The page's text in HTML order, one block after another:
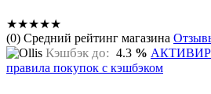
★★★★★
(0) Средний рейтинг магазина
Кэшбэк до: 4.3 %
правила покупок с кэшбэком